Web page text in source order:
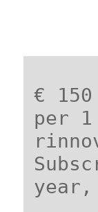
€ 150
per 1
year,